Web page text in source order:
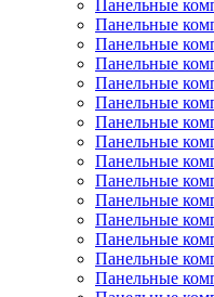
Панельные
Панельные
Панельные
Панельные
Панельные
Панельные
Панельные
Панельные
Панельные
Панельные
Панельные
Панельные
Панельные
Панельные
Панельные